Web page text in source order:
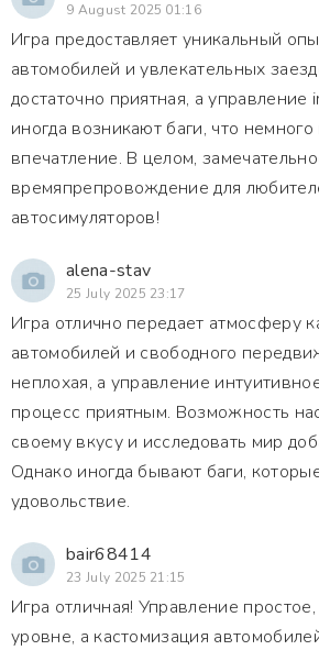
9 August 2025 01:16
Игра предоставляет уникальный
автомобилей и увлекательных
достаточно приятная, а
иногда возникают баги, что немного
впечатление. В целом,
времяпрепровождение для
автосимуляторов!
alena-stav
25 July 2025 23:17
Игра отлично передает атмосферу
автомобилей и свободного
неплохая, а управление
процесс приятным. Возможность
своему вкусу и исследовать мир
Однако иногда бывают баги,
удовольствие.
bair68414
23 July 2025 21:15
Игра отличная! Управление
уровне, а кастомизация